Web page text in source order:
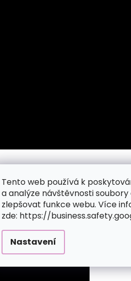
Tento web používá k
a analýze návštěvnosti
zlepšovat funkce webu. Více
zde: https://
Nastavení